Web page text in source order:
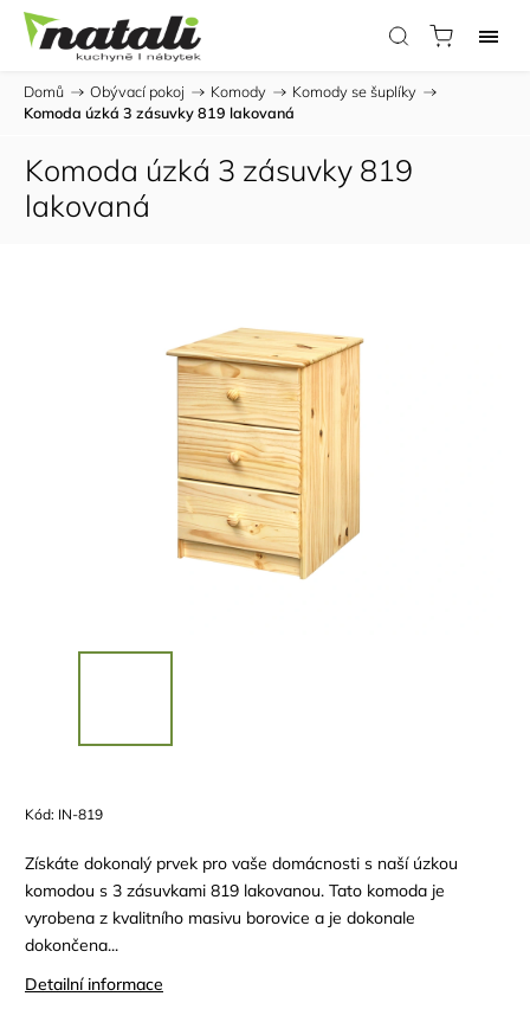
Domů / Obývací pokoj / Komody / Komody se šuplíky /
Komoda úzká 3 zásuvky 819 lakovaná
Komoda úzká 3 zásuvky 819
lakovaná
Kód: IN-819
Získáte dokonalý prvek pro vaše domácnosti s naší úzkou
komodou s 3 zásuvkami 819 lakovanou. Tato komoda je
vyrobena z kvalitního masivu borovice a je dokonale
dokončena...
Detailní informace